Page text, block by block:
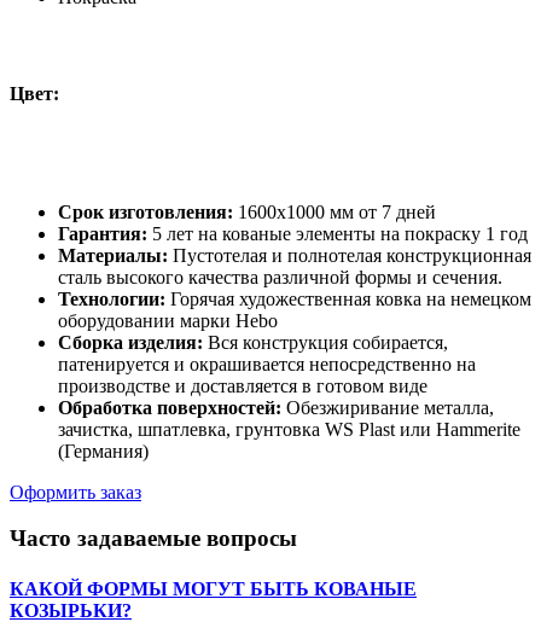
Цвет:
Срок изготовления: 1600х1000 мм от 7 дней
Гарантия: 5 лет на кованые элементы на покраску 1 год
Материалы: Пустотелая и полнотелая конструкционная
сталь высокого качества различной формы и сечения.
Технологии: Горячая художественная ковка на немецком
оборудовании марки Hebo
Сборка изделия: Вся конструкция собирается,
патенируется и окрашивается непосредственно на
производстве и доставляется в готовом виде
Обработка поверхностей: Обезжиривание металла,
зачистка, шпатлевка, грунтовка WS Plast или Hammerite
(Германия)
Оформить заказ
Часто задаваемые вопросы
КАКОЙ ФОРМЫ МОГУТ БЫТЬ КОВАНЫЕ
КОЗЫРЬКИ?